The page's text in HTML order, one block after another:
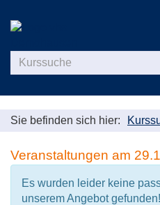
Sie befinden sich hier:
Veranstaltungen am
Es wurden leider keine
unserem Angebot gefunden!